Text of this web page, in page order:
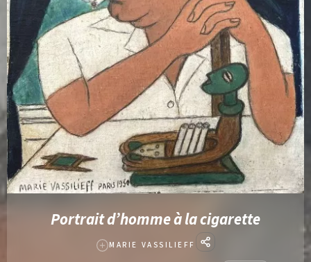
Portrait d’homme à la cigarette
MARIE VASSILIEFF